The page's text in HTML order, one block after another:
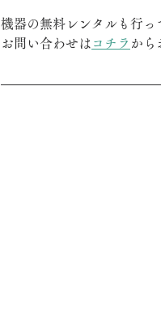
機器の無料レンタルも行っ
お問い合わせは コチラ から